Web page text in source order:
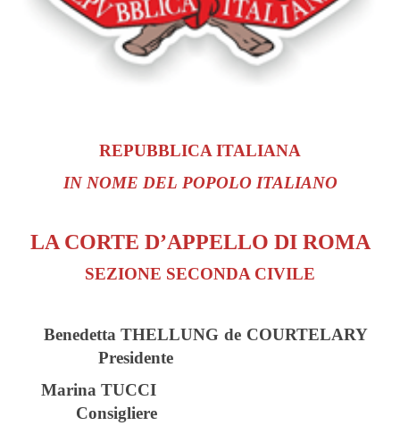
REPUBBLICA ITALIANA
IN NOME DEL POPOLO ITALIANO
LA CORTE D’APPELLO DI ROMA
SEZIONE SECONDA CIVILE
Benedetta THELLUNG de COURTELARY
Presidente
Marina TUCCI
Consigliere